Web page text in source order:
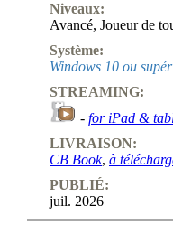
Niveaux:
Avancé, Joueur de
Système:
Windows 10 ou
STREAMING:
- for iPad &
LIVRAISON:
CB Book, à
PUBLIÉ:
juil. 2026